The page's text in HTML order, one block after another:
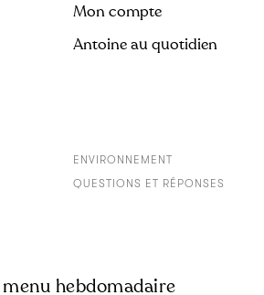
Mon compte
Antoine au quotidien
ENVIRONNEMENT
QUESTIONS ET RÉPONSES
hebdomadaire